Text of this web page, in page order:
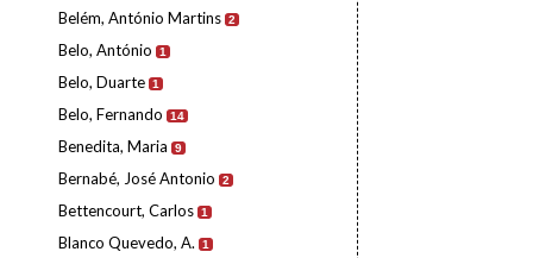
Belém, António Martins 2
Belo, António 1
Belo, Duarte 1
Belo, Fernando 14
Benedita, Maria 9
Bernabé, José Antonio 2
Bettencourt, Carlos 1
Blanco Quevedo, A. 1